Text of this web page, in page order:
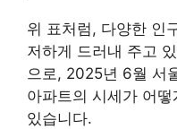
위 표처럼, 다양한 인
저하게 드러내 주고
으로, 2025년 6월 서
아파트의 시세가 어
있습니다.